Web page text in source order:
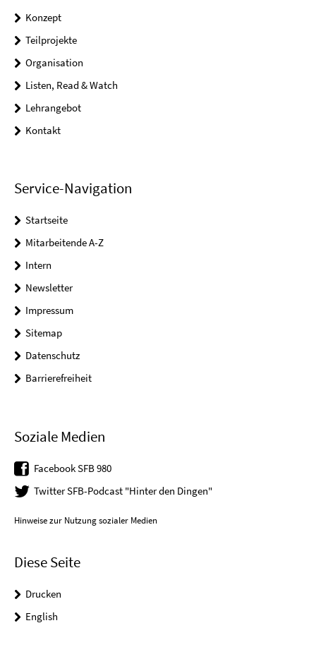
Konzept
Teilprojekte
Organisation
Listen, Read & Watch
Lehrangebot
Kontakt
Service-Navigation
Startseite
Mitarbeitende A-Z
Intern
Newsletter
Impressum
Sitemap
Datenschutz
Barrierefreiheit
Soziale Medien
Facebook SFB 980
Twitter SFB-Podcast "Hinter den Dingen"
Hinweise zur Nutzung sozialer Medien
Diese Seite
Drucken
English